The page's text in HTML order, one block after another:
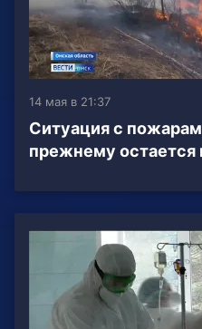
14 мая в 21:37
Ситуация с
прежнему остается